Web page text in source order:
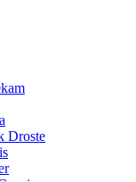
Droste